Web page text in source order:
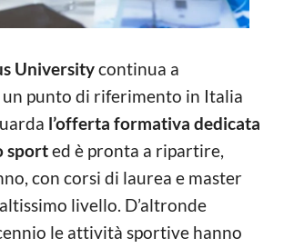
Universitycontinua a
punto di riferimento in Italia
l’offerta formativa dedicata
sported è pronta a ripartire,
con corsi di laurea e master
livello. D’altronde
le attività sportive hanno